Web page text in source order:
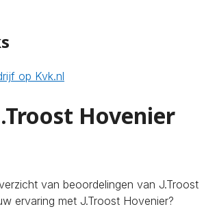
op Kvk.nl
Hovenier
van beoordelingen van J.Troost
ervaring met J.Troost Hovenier?